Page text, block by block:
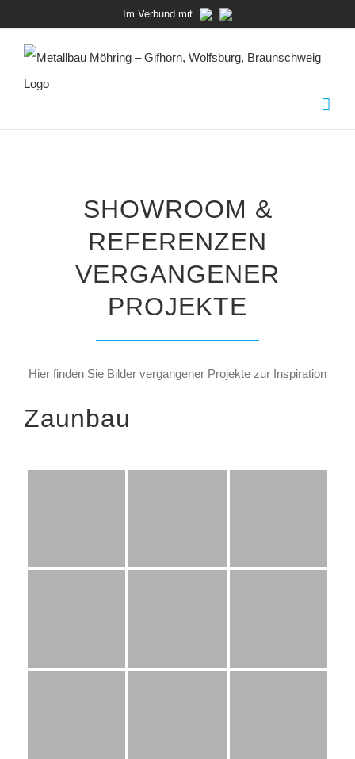
springen
Im Verbund mit
SHOWROOM &
REFERENZEN
VERGANGENER
PROJEKTE
Hier finden Sie Bilder vergangener Projekte zur Inspiration
Zaunbau